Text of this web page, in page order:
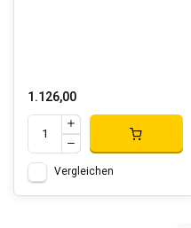
1.126,00
Vergleichen